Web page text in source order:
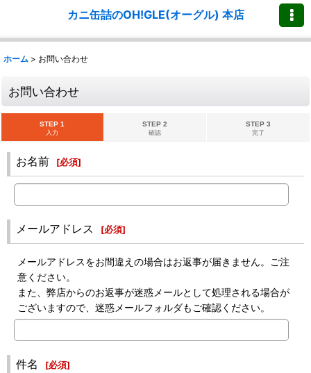
カニ缶詰のOH!GLE(オーグル) 本店
ホーム > お問い合わせ
お問い合わせ
STEP 1
入力
STEP 2
確認
STEP 3
完了
お名前 [必須]
メールアドレス [必須]
メールアドレスをお間違えの場合はお返事が届きません。ご注
意ください。
また、弊店からのお返事が迷惑メールとして処理される場合が
ございますので、迷惑メールフォルダもご確認ください。
件名 [必須]